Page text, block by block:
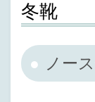
冬靴
ノー